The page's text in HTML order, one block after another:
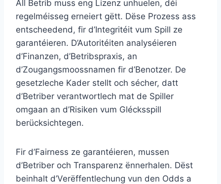
All Betrib muss eng Lizenz unhuelen, déi
regelméisseg erneiert gëtt. Dëse Prozess ass
entscheedend, fir d’Integritéit vum Spill ze
garantéieren. D’Autoritéiten analyséieren
d’Finanzen, d’Betribspraxis, an
d’Zougangsmoossnamen fir d’Benotzer. De
gesetzleche Kader stellt och sécher, datt
d’Betriber verantwortlech mat de Spiller
omgaan an d’Risiken vum Glécksspill
berücksichtegen.
Fir d’Fairness ze garantéieren, mussen
d’Betriber och Transparenz ënnerhalen. Dëst
beinhalt d’Verëffentlechung vun den Odds a